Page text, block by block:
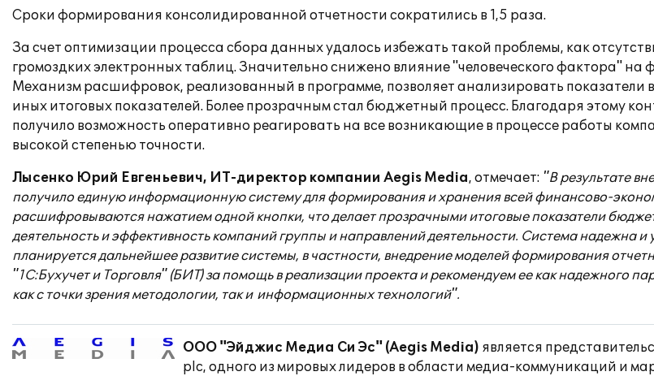
Сроки формирования консолидированной отчетности сократились в 1,5 раза.
За счет оптимизации процесса сбора данных удалось избежать такой проблемы, как
громоздких электронных таблиц. Значительно снижено влияние "человеческого фактора"
Механизм расшифровок, реализованный в программе, позволяет анализировать показатели
иных итоговых показателей. Более прозрачным стал бюджетный процесс. Благодаря этому
получило возможность оперативно реагировать на все возникающие в процессе работы
высокой степенью точности.
Лысенко Юрий Евгеньевич, ИТ-директор компании Aegis Media, отмечает: "В результате
получило единую информационную систему для формирования и хранения всей финансово-
расшифровываются нажатием одной кнопки, что делает прозрачными итоговые показатели
деятельность и эффективность компаний группы и направлений деятельности. Система надежна
планируется дальнейшее развитие системы, в частности, внедрение моделей формирования
"1С:Бухучет и Торговля" (БИТ) за помощь в реализации проекта и рекомендуем ее как надежного
как с точки зрения методологии, так и информационных технологий".
ООО "Эйджис Медиа Си Эс" (Aegis Media) является
plc, одного из мировых лидеров в области медиа-коммуникаций и